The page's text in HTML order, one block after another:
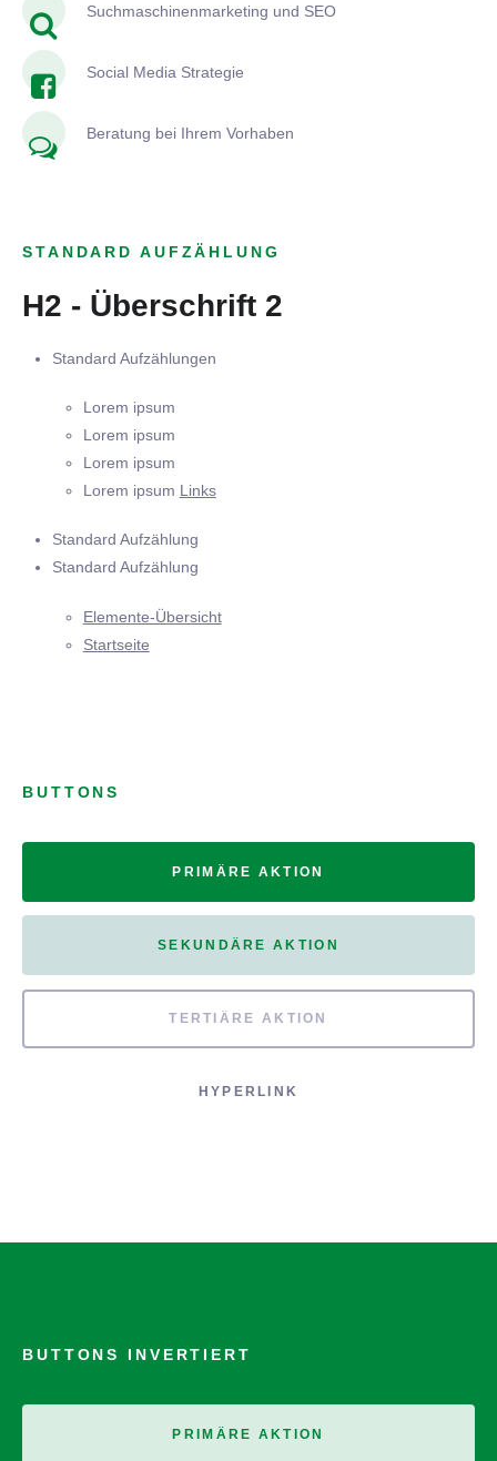
Suchmaschinenmarketing und SEO
Social Media Strategie
Beratung bei Ihrem Vorhaben
STANDARD AUFZÄHLUNG
H2 - Überschrift 2
Standard Aufzählungen
Lorem ipsum
Lorem ipsum
Lorem ipsum
Lorem ipsum Links
Standard Aufzählung
Standard Aufzählung
Elemente-Übersicht
Startseite
BUTTONS
PRIMÄRE AKTION
SEKUNDÄRE AKTION
TERTIÄRE AKTION
HYPERLINK
BUTTONS INVERTIERT
PRIMÄRE AKTION